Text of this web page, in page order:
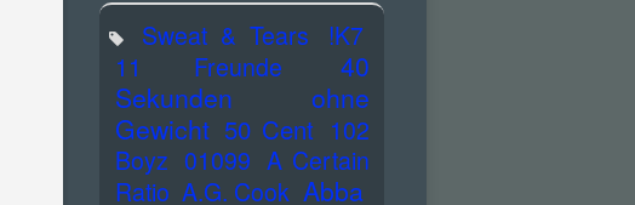
Sweat & Tears
!K7
11 Freunde
40
Sekunden ohne
Gewicht 50 Cent 102
Boyz 01099 A Certain
Ratio A.G. Cook Abba